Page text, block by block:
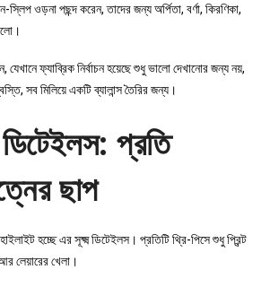
ওড়না পছন্দ করেন, তাদের জন্য অর্পিতা, বর্ণা, কিরণিকা,
ফ্যাব্রিক নির্বাচন হয়েছে শুধু ভালো দেখানোর জন্য নয়,
সব মিলিয়ে একটি ব্যালান্স তৈরির জন্য।
প্রতি
ছাপ
হচ্ছে এর সূক্ষ্ম ডিটেইলস। প্রতিটি থ্রি-পিসে শুধু প্রিন্ট
লেয়ারের খেলা।